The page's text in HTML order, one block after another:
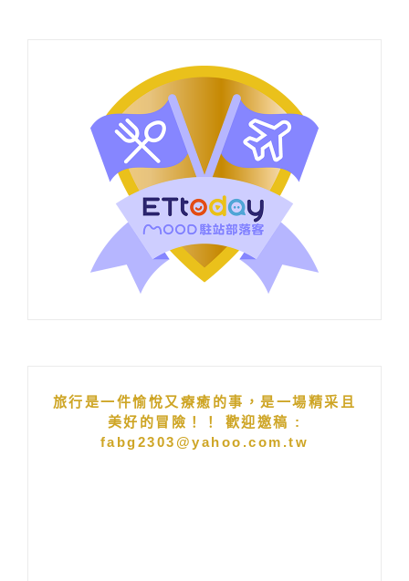
旅行是一件愉悅又療癒的事，是一場精采且
美好的冒險！！ 歡迎邀稿 :
fabg2303@yahoo.com.tw